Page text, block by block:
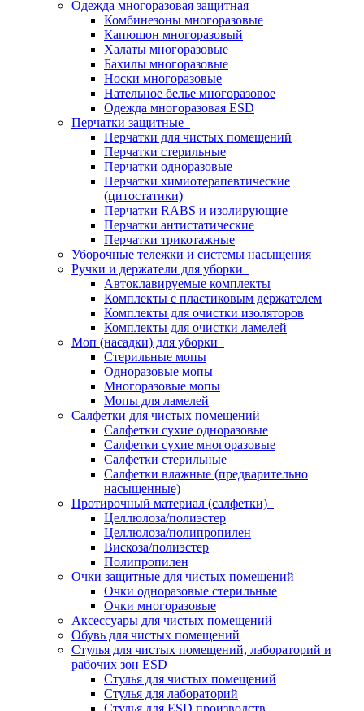
Одежда многоразовая защитная
Комбинезоны многоразовые
Капюшон многоразовый
Халаты многоразовые
Бахилы многоразовые
Носки многоразовые
Нательное белье многоразовое
Одежда многоразовая ESD
Перчатки защитные
Перчатки для чистых помещений
Перчатки стерильные
Перчатки одноразовые
Перчатки химиотерапевтические
(цитостатики)
Перчатки RABS и изолирующие
Перчатки антистатические
Перчатки трикотажные
Уборочные тележки и системы насыщения
Ручки и держатели для уборки
Автоклавируемые комплекты
Комплекты с пластиковым держателем
Комплекты для очистки изоляторов
Комплекты для очистки ламелей
Моп (насадки) для уборки
Стерильные мопы
Одноразовые мопы
Многоразовые мопы
Мопы для ламелей
Салфетки для чистых помещений
Салфетки сухие одноразовые
Салфетки сухие многоразовые
Салфетки стерильные
Салфетки влажные (предварительно
насыщенные)
Протирочный материал (салфетки)
Целлюлоза/полиэстер
Целлюлоза/полипропилен
Вискоза/полиэстер
Полипропилен
Очки защитные для чистых помещений
Очки одноразовые стерильные
Очки многоразовые
Аксессуары для чистых помещений
Обувь для чистых помещений
Стулья для чистых помещений, лабораторий и
рабочих зон ESD
Стулья для чистых помещений
Стулья для лабораторий